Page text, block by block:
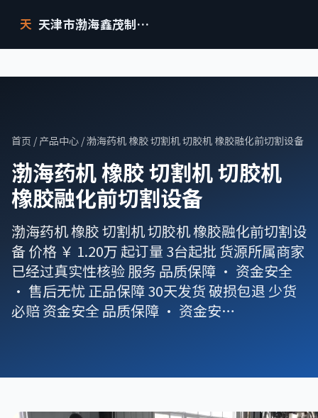
天 天津市渤海鑫茂制药设备有限公司
首页 / 产品中心 / 渤海药机 橡胶 切割机 切胶机 橡胶融化前切割设备
渤海药机 橡胶 切割机 切胶机
橡胶融化前切割设备
渤海药机 橡胶 切割机 切胶机 橡胶融化前切割设
备 价格 ￥ 1.20万 起订量 3台起批 货源所属商家
已经过真实性核验 服务 品质保障 · 资金安全
· 售后无忧 正品保障 30天发货 破损包退 少货
必赔 资金安全 品质保障 · 资金安…